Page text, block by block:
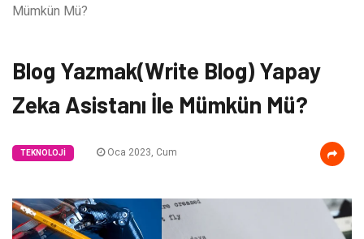
Mümkün Mü?
Blog Yazmak(Write Blog) Yapay
Zeka Asistanı İle Mümkün Mü?
TEKNOLOJI Oca 2023, Cum